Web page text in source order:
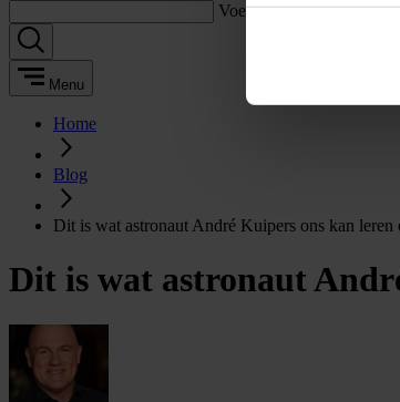
Voer een zoekterm in:
Menu
Home
Blog
Dit is wat astronaut André Kuipers ons kan
Dit is wat astronaut